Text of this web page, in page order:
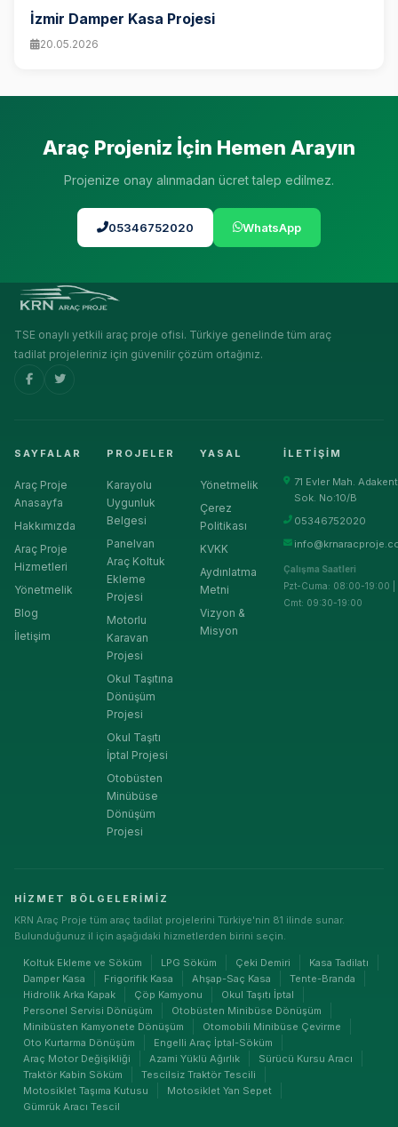
İzmir Damper Kasa Projesi
20.05.2026
Araç Projeniz İçin Hemen Arayın
Projenize onay alınmadan ücret talep edilmez.
05346752020 WhatsApp
TSE onaylı yetkili araç proje ofisi. Türkiye genelinde tüm araç
tadilat projeleriniz için güvenilir çözüm ortağınız.
SAYFALAR
Araç Proje
Anasayfa
Hakkımızda
Araç Proje
Hizmetleri
Yönetmelik
Blog
İletişim
PROJELER
Karayolu
Uygunluk
Belgesi
Panelvan
Araç Koltuk
Ekleme
Projesi
Motorlu
Karavan
Projesi
Okul Taşıtına
Dönüşüm
Projesi
Okul Taşıtı
İptal Projesi
Otobüsten
Minübüse
Dönüşüm
Projesi
YASAL
Yönetmelik
Çerez
Politikası
KVKK
Aydınlatma
Metni
Vizyon &
Misyon
İLETIŞIM
71 Evler Mah. Adakent
Sok. No:10/B
05346752020
Çalışma Saatleri
Pzt-Cuma: 08:00-19:00 |
Cmt: 09:30-19:00
HIZMET BÖLGELERIMIZ
KRN Araç Proje tüm araç tadilat projelerini Türkiye'nin 81 ilinde sunar.
Bulunduğunuz il için aşağıdaki hizmetlerden birini seçin.
Koltuk Ekleme ve Söküm LPG Söküm Çeki Demiri
Kasa Tadilatı
Damper Kasa
Frigorifik Kasa Ahşap-Saç Kasa
Tente-Branda
Hidrolik Arka Kapak
Çöp Kamyonu
Okul Taşıtı İptal
Personel Servisi Dönüşüm
Otobüsten Minibüse Dönüşüm
Minibüsten Kamyonete Dönüşüm
Otomobili Minibüse Çevirme
Oto Kurtarma Dönüşüm
Engelli Araç İptal-Söküm
Araç Motor Değişikliği
Azami Yüklü Ağırlık
Sürücü Kursu Aracı
Traktör Kabin Söküm
Tescilsiz Traktör Tescili
Motosiklet Taşıma Kutusu
Motosiklet Yan Sepet
Gümrük Aracı Tescil